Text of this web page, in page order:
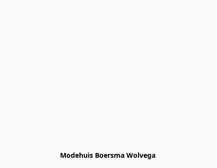
Modehuis Boersma Wolvega